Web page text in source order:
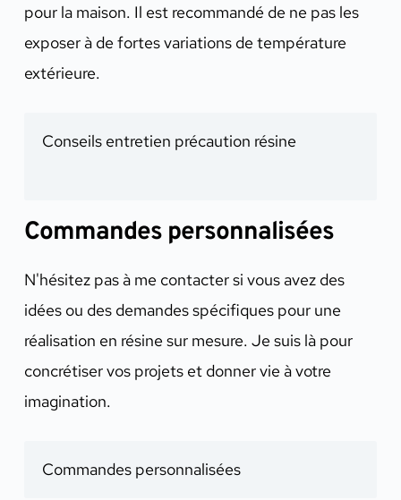
pour la maison. Il est recommandé de ne pas les
exposer à de fortes variations de température
extérieure.
Conseils entretien précaution résine
Commandes personnalisées
N'hésitez pas à me contacter si vous avez des
idées ou des demandes spécifiques pour une
réalisation en résine sur mesure. Je suis là pour
concrétiser vos projets et donner vie à votre
imagination.
Commandes personnalisées